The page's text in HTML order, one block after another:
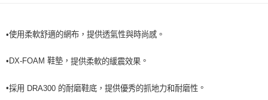
每筆NT$60，滿NT$990(含以上)免運費
宅配
•使用柔軟舒適的網布，提供透氣性與時尚感。
•DX-FOAM 鞋墊， 提供柔軟的緩震效果 。
•採用 DRA300 的耐磨鞋底，提供優秀的抓地力和耐磨性 。